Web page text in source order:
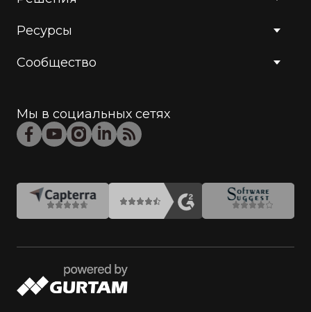
Ресурсы
Сообщество
Мы в социальных сетях